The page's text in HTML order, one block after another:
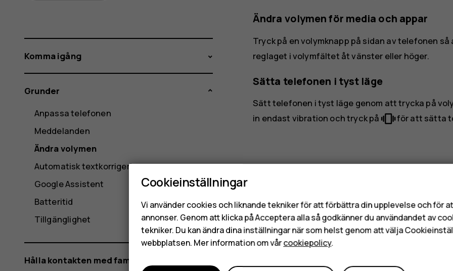
Ändra volymen för media och appar
Tryck på en volymknapp på sidan av telefonen
reglaget i volymfältet åt vänster eller höger.
Sätta telefonen i tyst läge
Sätt telefonen i tyst läge genom att trycka på
in endast vibration och tryck på vibrationför att sätta
Var detta till hjälp?
Ja Nej
Komma igång
Grunder
Anpassa telefonen
Meddelanden
Ändra volymen
Automatisk textkorrigering
Google Assistent
Batteritid
Tillgänglighet
Hålla kontakten med familj och vänner
Cookieinställningar
Vi använder cookies och liknande tekniker för att förbättra din upplevelse och för
annonser. Genom att klicka på Acceptera alla så godkänner du användandet av
tekniker. Du kan ändra dina inställningar när som helst genom att välja
webbplatsen. Mer information om vårcookiepolicy.